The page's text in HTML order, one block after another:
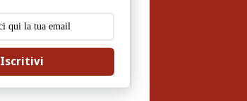
Iscritivi